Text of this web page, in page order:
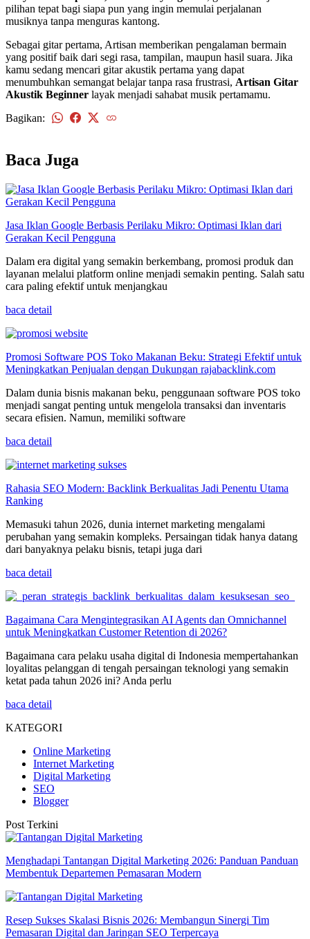
pilihan tepat bagi siapa pun yang ingin memulai perjalanan
musiknya tanpa menguras kantong.
Sebagai gitar pertama, Artisan memberikan pengalaman bermain
yang positif baik dari segi rasa, tampilan, maupun hasil suara. Jika
kamu sedang mencari gitar akustik pertama yang dapat
menumbuhkan semangat belajar tanpa rasa frustrasi, Artisan Gitar
Akustik Beginner layak menjadi sahabat musik pertamamu.
Bagikan:
Baca Juga
Jasa Iklan Google Berbasis Perilaku Mikro: Optimasi Iklan dari
Gerakan Kecil Pengguna
Dalam era digital yang semakin berkembang, promosi produk dan
layanan melalui platform online menjadi semakin penting. Salah satu
cara paling efektif untuk menjangkau
baca detail
Promosi Software POS Toko Makanan Beku: Strategi Efektif untuk
Meningkatkan Penjualan dengan Dukungan rajabacklink.com
Dalam dunia bisnis makanan beku, penggunaan software POS toko
menjadi sangat penting untuk mengelola transaksi dan inventaris
secara efisien. Namun, memiliki software
baca detail
Rahasia SEO Modern: Backlink Berkualitas Jadi Penentu Utama
Ranking
Memasuki tahun 2026, dunia internet marketing mengalami
perubahan yang semakin kompleks. Persaingan tidak hanya datang
dari banyaknya pelaku bisnis, tetapi juga dari
baca detail
Bagaimana Cara Mengintegrasikan AI Agents dan Omnichannel
untuk Meningkatkan Customer Retention di 2026?
Bagaimana cara pelaku usaha digital di Indonesia mempertahankan
loyalitas pelanggan di tengah persaingan teknologi yang semakin
ketat pada tahun 2026 ini? Anda perlu
baca detail
KATEGORI
Online Marketing
Internet Marketing
Digital Marketing
SEO
Blogger
Post Terkini
Menghadapi Tantangan Digital Marketing 2026: Panduan Panduan
Membentuk Departemen Pemasaran Modern
Resep Sukses Skalasi Bisnis 2026: Membangun Sinergi Tim
Pemasaran Digital dan Jaringan SEO Terpercaya